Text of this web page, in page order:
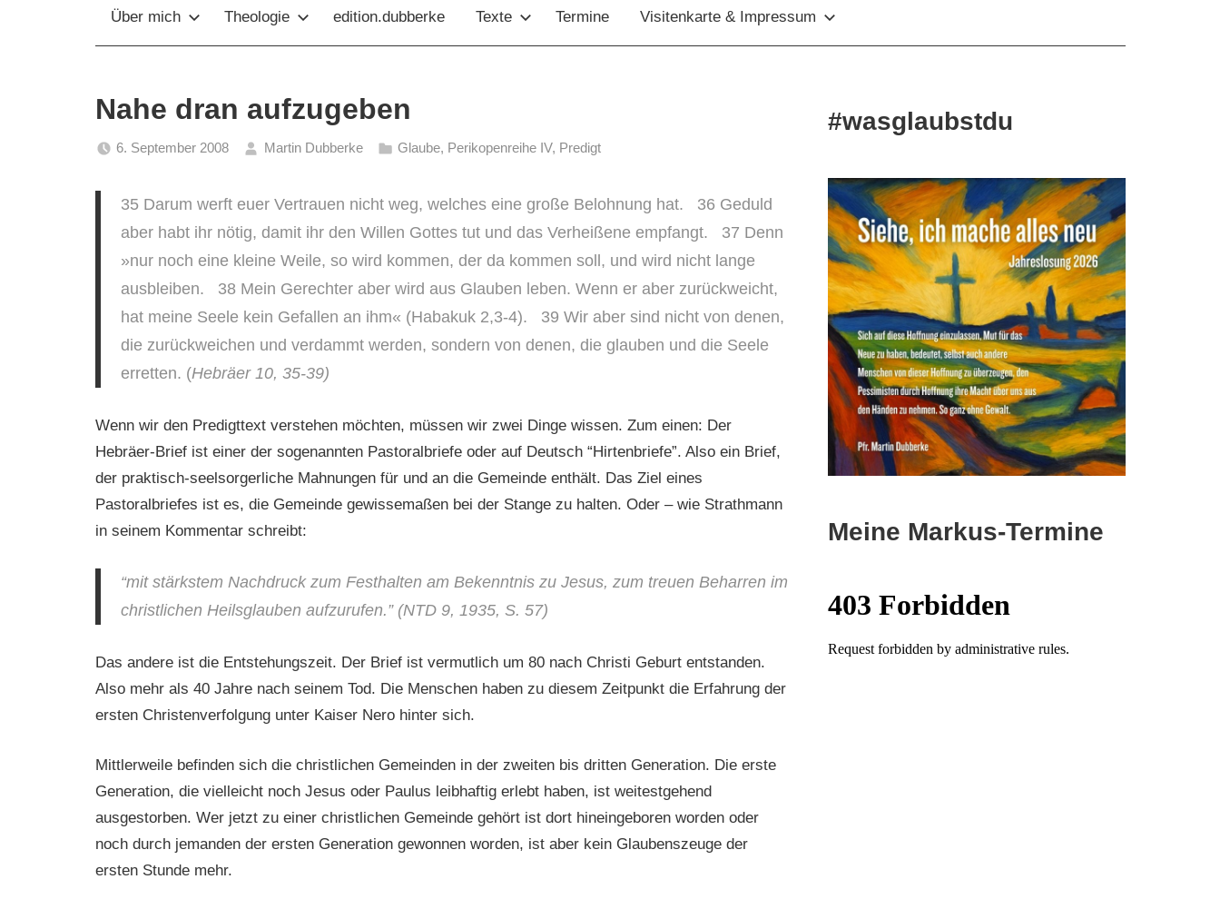
Über mich Theologie edition.dubberke Texte Termine Visitenkarte & Impressum
Nahe dran aufzugeben
6. September 2008 Martin Dubberke Glaube, Perikopenreihe IV, Predigt
35 Darum werft euer Vertrauen nicht weg, welches eine große Belohnung hat. 36 Geduld
aber habt ihr nötig, damit ihr den Willen Gottes tut und das Verheißene empfangt. 37 Denn
»nur noch eine kleine Weile, so wird kommen, der da kommen soll, und wird nicht lange
ausbleiben. 38 Mein Gerechter aber wird aus Glauben leben. Wenn er aber zurückweicht,
hat meine Seele kein Gefallen an ihm« (Habakuk 2,3-4). 39 Wir aber sind nicht von denen,
die zurückweichen und verdammt werden, sondern von denen, die glauben und die Seele
erretten. (Hebräer 10, 35-39)
Wenn wir den Predigttext verstehen möchten, müssen wir zwei Dinge wissen. Zum einen: Der
Hebräer-Brief ist einer der sogenannten Pastoralbriefe oder auf Deutsch “Hirtenbriefe”. Also ein Brief,
der praktisch-seelsorgerliche Mahnungen für und an die Gemeinde enthält. Das Ziel eines
Pastoralbriefes ist es, die Gemeinde gewissemaßen bei der Stange zu halten. Oder – wie Strathmann
in seinem Kommentar schreibt:
“mit stärkstem Nachdruck zum Festhalten am Bekenntnis zu Jesus, zum treuen Beharren im
christlichen Heilsglauben aufzurufen.” (NTD 9, 1935, S. 57)
Das andere ist die Entstehungszeit. Der Brief ist vermutlich um 80 nach Christi Geburt entstanden.
Also mehr als 40 Jahre nach seinem Tod. Die Menschen haben zu diesem Zeitpunkt die Erfahrung der
ersten Christenverfolgung unter Kaiser Nero hinter sich.
Mittlerweile befinden sich die christlichen Gemeinden in der zweiten bis dritten Generation. Die erste
Generation, die vielleicht noch Jesus oder Paulus leibhaftig erlebt haben, ist weitestgehend
ausgestorben. Wer jetzt zu einer christlichen Gemeinde gehört ist dort hineingeboren worden oder
noch durch jemanden der ersten Generation gewonnen worden, ist aber kein Glaubenszeuge der
ersten Stunde mehr.
#wasglaubstdu
Meine Markus-Termine